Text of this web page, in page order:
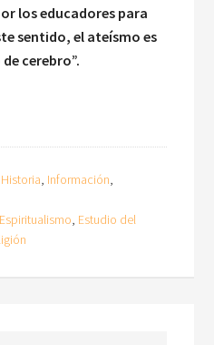
los educadores para
sentido, el ateísmo es
cerebro”.
Historia, Información,
Espiritualismo, Estudio del